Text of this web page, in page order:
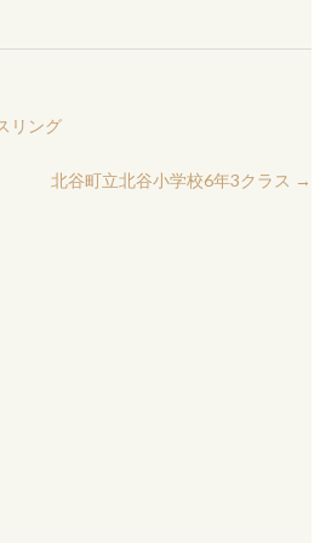
リング
北谷町立北谷小学校6年3クラス →